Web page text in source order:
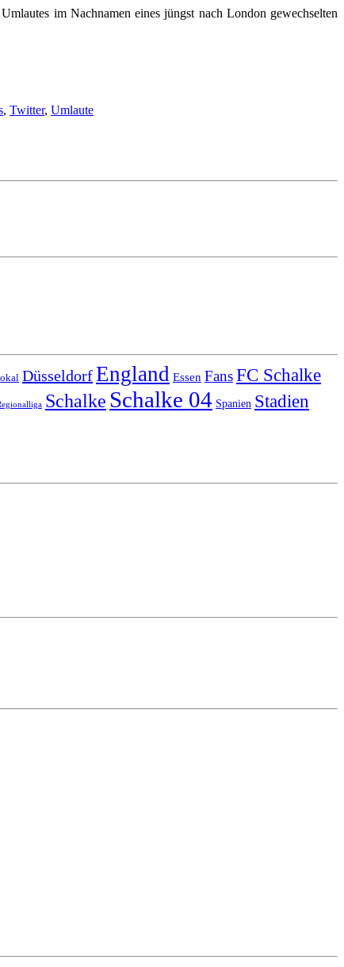
im Nachnamen eines jüngst nach London gewechselten
, Twitter, Umlaute
DüsseldorfEngland Essen FansFC Schalke
Schalke Schalke 04 Spanien Stadien